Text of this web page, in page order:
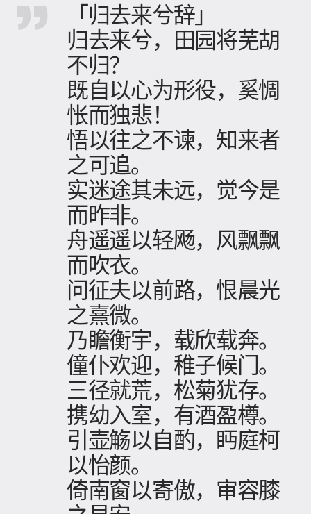
「归去来兮辞」
归去来兮，田园将芜胡
不归？
既自以心为形役，奚惆
怅而独悲！
悟以往之不谏，知来者
之可追。
实迷途其未远，觉今是
而昨非。
舟遥遥以轻飏，风飘飘
而吹衣。
问征夫以前路，恨晨光
之熹微。
乃瞻衡宇，载欣载奔。
僮仆欢迎，稚子候门。
三径就荒，松菊犹存。
携幼入室，有酒盈樽。
引壶觞以自酌，眄庭柯
以怡颜。
倚南窗以寄傲，审容膝